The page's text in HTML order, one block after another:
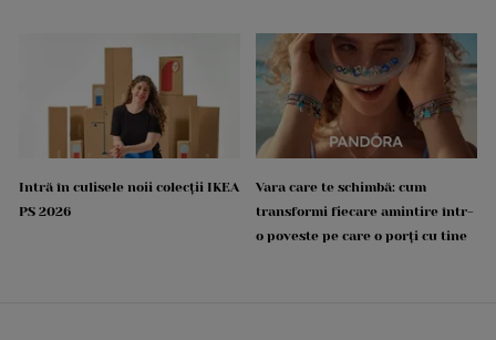
Intră în culisele noii colecții IKEA
PS 2026
Vara care te schimbă: cum
transformi fiecare amintire într-
o poveste pe care o porți cu tine